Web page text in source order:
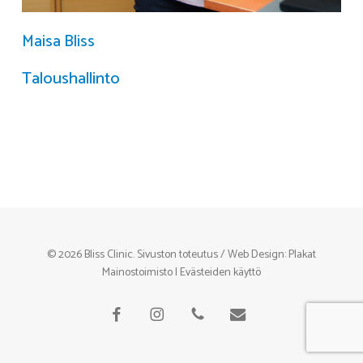
Maisa Bliss
Taloushallinto
© 2026 Bliss Clinic. Sivuston toteutus / Web Design:Plakat
Mainostoimisto| Evästeiden käyttö
facebookinstagramphone email